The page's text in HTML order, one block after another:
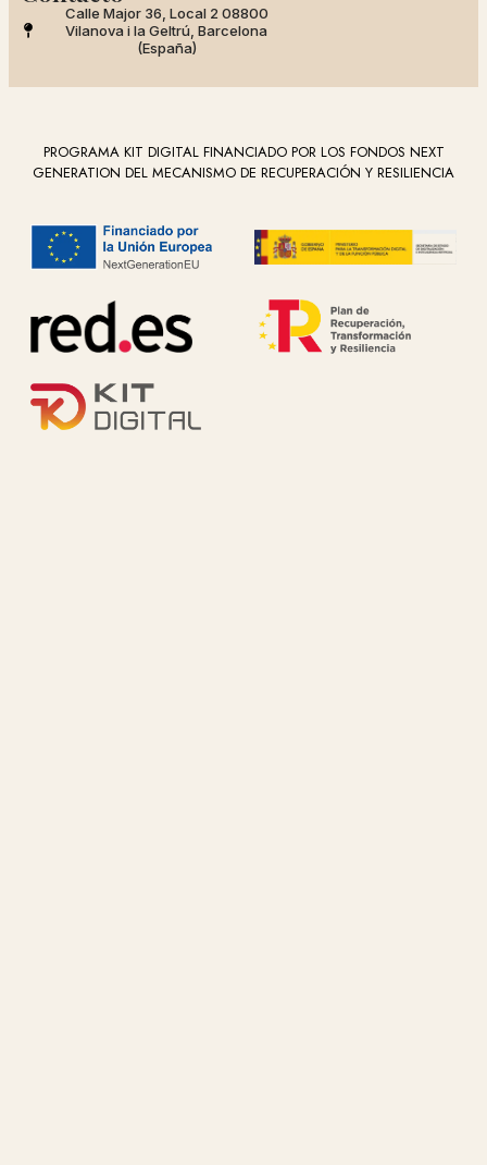
Calle Major 36, Local 2 08800
Vilanova i la Geltrú, Barcelona
(España)
PROGRAMA KIT DIGITAL FINANCIADO POR LOS FONDOS NEXT
GENERATION DEL MECANISMO DE RECUPERACIÓN Y RESILIENCIA